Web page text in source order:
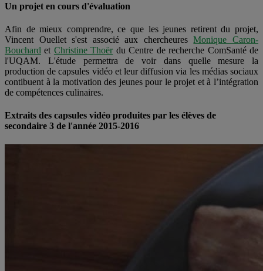
Un projet en cours d'évaluation
Afin de mieux comprendre, ce que les jeunes retirent du projet,
Vincent Ouellet s'est associé aux chercheuresMonique Caron-
Bouchard et Christine Thoërdu Centre de recherche ComSanté de
l'UQAM. L'étude permettra de voir dans quelle mesure la
production de capsules vidéo et leur diffusion via les médias sociaux
contibuent à la motivation des jeunes pour le projet et à l’intégration
de compétences culinaires.
Extraits des capsules vidéo produites par les élèves de
secondaire 3 de l'année 2015-2016